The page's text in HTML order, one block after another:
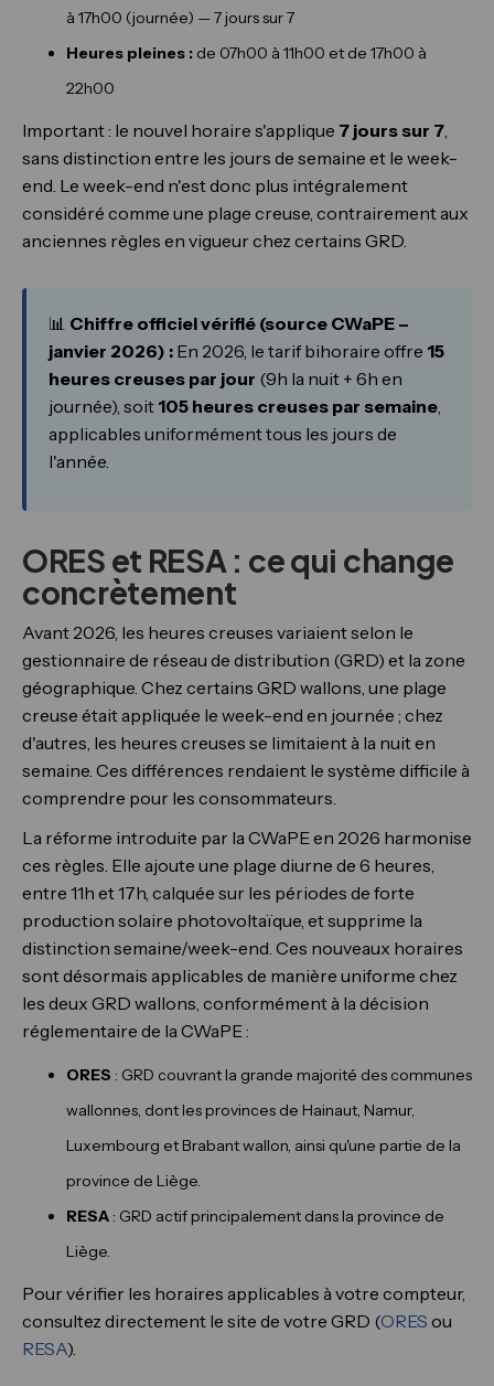
à 17h00 (journée) — 7 jours sur 7
Heures pleines : de 07h00 à 11h00 et de 17h00 à
22h00
Important : le nouvel horaire s'applique 7 jours sur 7,
sans distinction entre les jours de semaine et le week-
end. Le week-end n'est donc plus intégralement
considéré comme une plage creuse, contrairement aux
anciennes règles en vigueur chez certains GRD.
📊 Chiffre officiel vérifié (source CWaPE –
janvier 2026) : En 2026, le tarif bihoraire offre 15
heures creuses par jour (9h la nuit + 6h en
journée), soit 105 heures creuses par semaine,
applicables uniformément tous les jours de
l'année.
ORES et RESA : ce qui change
concrètement
Avant 2026, les heures creuses variaient selon le
gestionnaire de réseau de distribution (GRD) et la zone
géographique. Chez certains GRD wallons, une plage
creuse était appliquée le week-end en journée ; chez
d'autres, les heures creuses se limitaient à la nuit en
semaine. Ces différences rendaient le système difficile à
comprendre pour les consommateurs.
La réforme introduite par la CWaPE en 2026 harmonise
ces règles. Elle ajoute une plage diurne de 6 heures,
entre 11h et 17h, calquée sur les périodes de forte
production solaire photovoltaïque, et supprime la
distinction semaine/week-end. Ces nouveaux horaires
sont désormais applicables de manière uniforme chez
les deux GRD wallons, conformément à la décision
réglementaire de la CWaPE :
ORES : GRD couvrant la grande majorité des communes
wallonnes, dont les provinces de Hainaut, Namur,
Luxembourg et Brabant wallon, ainsi qu'une partie de la
province de Liège.
RESA : GRD actif principalement dans la province de
Liège.
Pour vérifier les horaires applicables à votre compteur,
consultez directement le site de votre GRD (ORES ou
RESA).